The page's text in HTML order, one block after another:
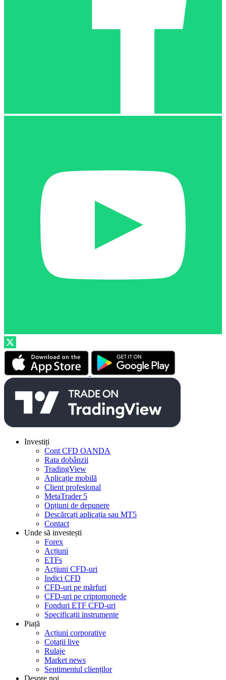
Investiți
Cont CFD OANDA
Rata dobânzii
TradingView
Aplicație mobilă
Client profesional
MetaTrader 5
Opțiuni de depunere
Descărcați aplicația sau MT5
Contact
Unde să investești
Forex
Acțiuni
ETFs
Acțiuni CFD-uri
Indici CFD
CFD-uri pe mărfuri
CFD-uri pe criptomonede
Fonduri ETF CFD-uri
Specificații instrumente
Piață
Acțiuni corporative
Cotații live
Rulaje
Market news
Sentimentul clienților